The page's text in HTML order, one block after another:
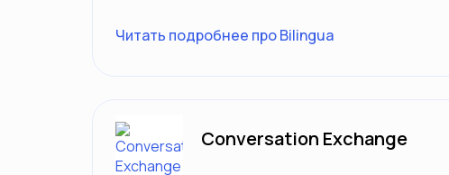
Читать подробнее про Bilingua
Conversation Exchange